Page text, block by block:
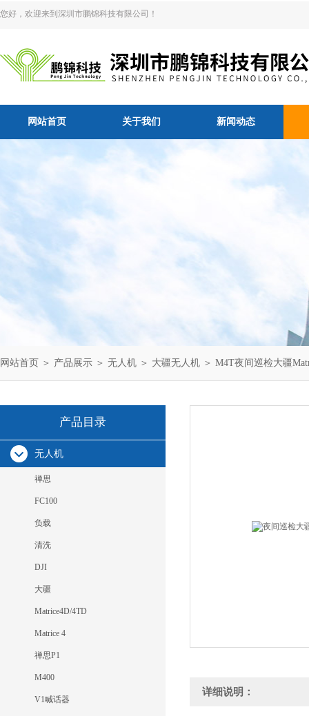
您好，欢迎来到深圳市鹏锦科技有限公司！
网站首页 关于我们 新闻动态
网站首页 ＞ 产品展示 ＞ 无人机 ＞ 大疆无人机 ＞ M4T夜间巡检大疆
产品目录
无人机
禅思
FC100
负载
清洗
DJI
大疆
Matrice4D/4TD
Matrice 4
禅思P1
M400
V1喊话器
详细说明：